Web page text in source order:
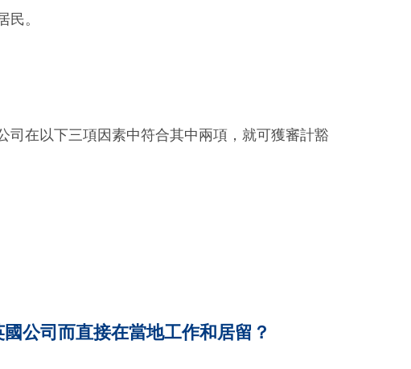
。
在以下三項因素中符合其中兩項，就可獲審計豁
公司而直接在當地工作和居留？